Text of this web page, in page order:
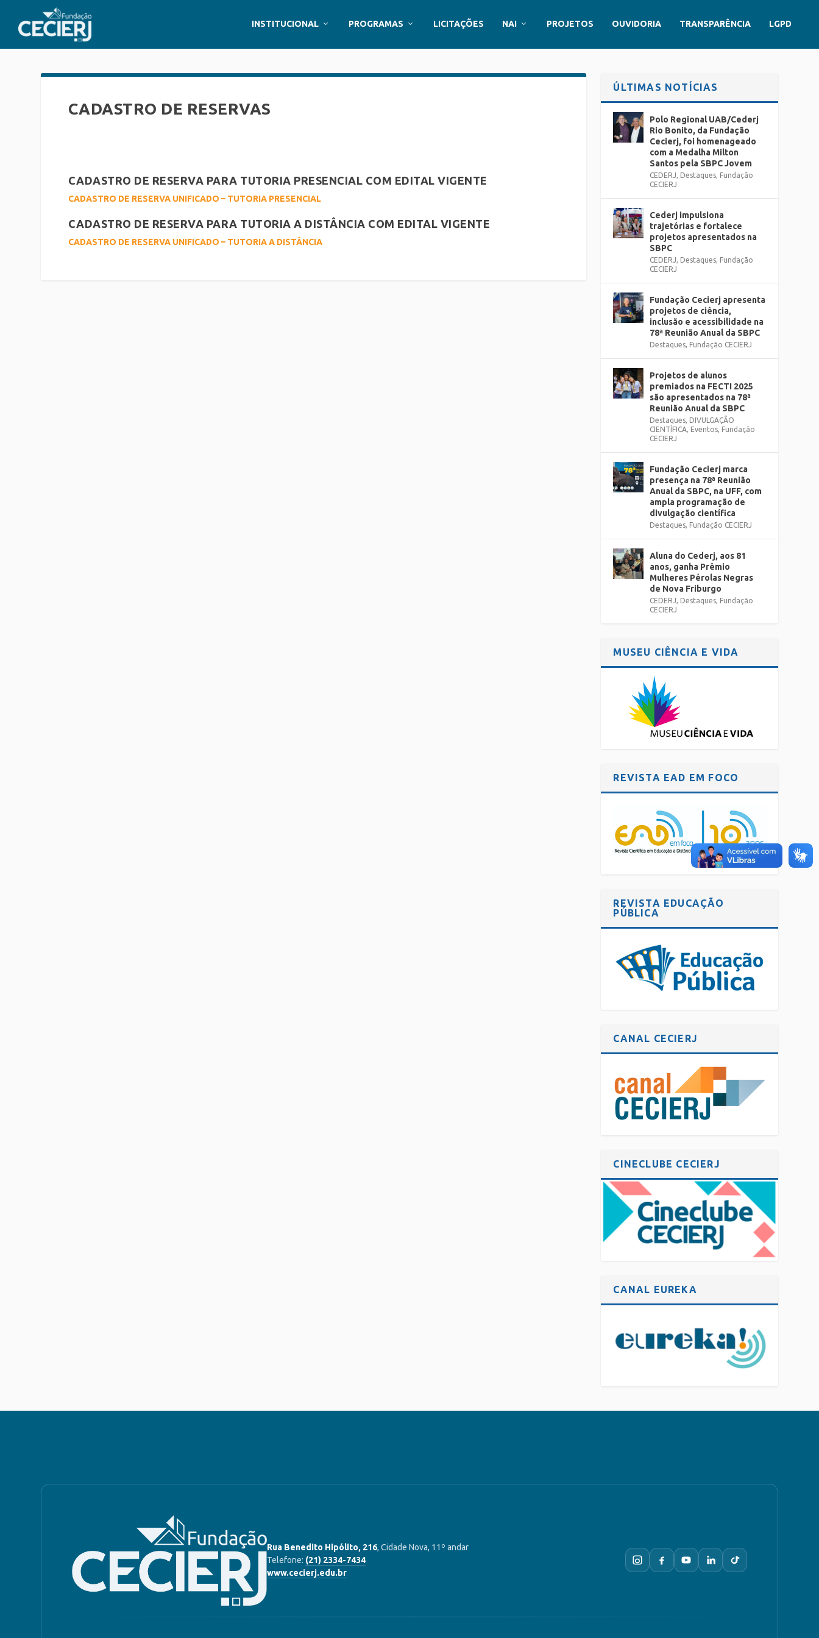
INSTITUCIONAL PROGRAMAS LICITAÇÕES NAI PROJETOS OUVIDORIA TRANSPARÊNCIA LGPD
CADASTRO DE RESERVAS
CADASTRO DE RESERVA PARA TUTORIA PRESENCIAL COM EDITAL VIGENTE
CADASTRO DE RESERVA UNIFICADO – TUTORIA PRESENCIAL
CADASTRO DE RESERVA PARA TUTORIA A DISTÂNCIA COM EDITAL VIGENTE
CADASTRO DE RESERVA UNIFICADO – TUTORIA A DISTÂNCIA
ÚLTIMAS NOTÍCIAS
Polo Regional UAB/Cederj
Rio Bonito, da Fundação
Cecierj, foi homenageado
com a Medalha Milton
Santos pela SBPC Jovem
CEDERJ, Destaques, Fundação
CECIERJ
Cederj impulsiona
trajetórias e fortalece
projetos apresentados na
SBPC
CEDERJ, Destaques, Fundação
CECIERJ
Fundação Cecierj apresenta
projetos de ciência,
inclusão e acessibilidade na
78ª Reunião Anual da SBPC
Destaques, Fundação CECIERJ
Projetos de alunos
premiados na FECTI 2025
são apresentados na 78ª
Reunião Anual da SBPC
Destaques, DIVULGAÇÃO
CIENTÍFICA, Eventos, Fundação
CECIERJ
Fundação Cecierj marca
presença na 78ª Reunião
Anual da SBPC, na UFF, com
ampla programação de
divulgação científica
Destaques, Fundação CECIERJ
Aluna do Cederj, aos 81
anos, ganha Prêmio
Mulheres Pérolas Negras
de Nova Friburgo
CEDERJ, Destaques, Fundação
CECIERJ
MUSEU CIÊNCIA E VIDA
REVISTA EAD EM FOCO
REVISTA EDUCAÇÃO
PÚBLICA
CANAL CECIERJ
CINECLUBE CECIERJ
CANAL EUREKA
Rua Benedito Hipólito, 216, Cidade Nova, 11º andar
Telefone: (21) 2334-7434
www.cecierj.edu.br